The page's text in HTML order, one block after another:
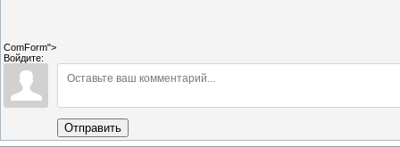
ComForm">
Войдите:
Отправить